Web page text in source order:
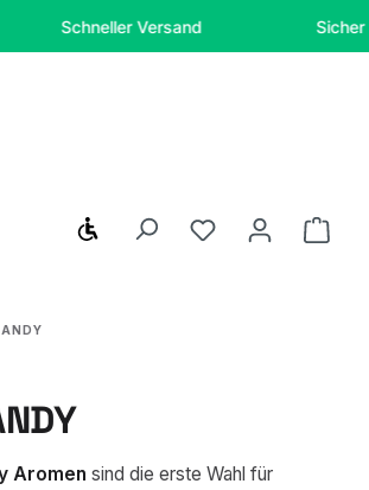
Versand Sicher online
Werkzeugleiste anzeigen
Du hast 0
Aromen sind die erste Wahl für